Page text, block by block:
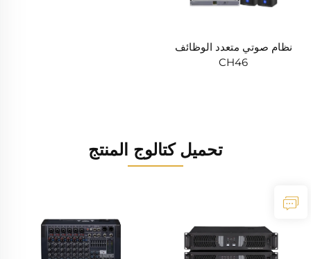
نظام صوتي متعدد الوظائف
CH46
تحميل كتالوج المنتج